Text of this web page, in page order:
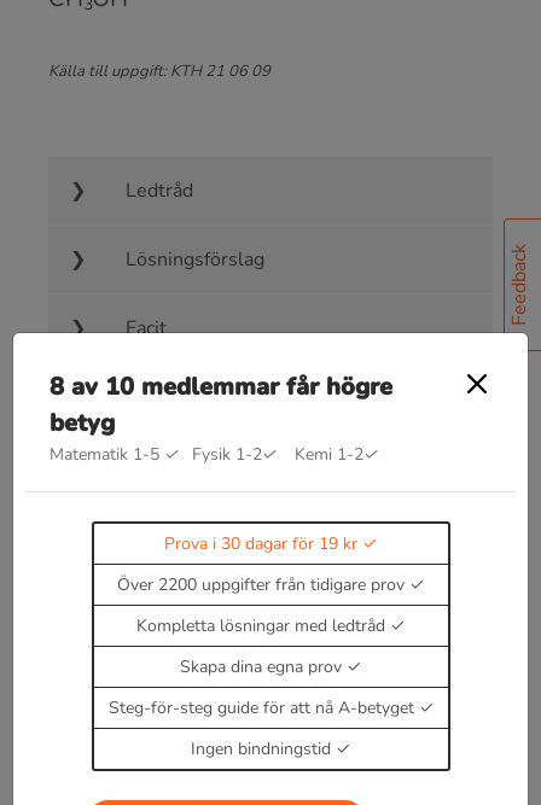
Feedback
Källa till uppgift: KTH 21 06 09
Ledtråd
Lösningsförslag
Facit
Bra att kunna inom kemiska
bindningar
Kommer snart!
Enbart medlemmar kan kommentera.Prova i 30
dagar för 19 kr.
Logga inellerBli medlem nu
8 av 10 medlemmar får högre
betyg
Matematik 1-5 ✓ Fysik 1-2✓ Kemi 1-2✓
Prova i 30 dagar för 19 kr
Över 2200 uppgifter från tidigare prov
Kompletta lösningar med ledtråd
Skapa dina egna prov
Steg-för-steg guide för att nå A-betyget
Ingen bindningstid